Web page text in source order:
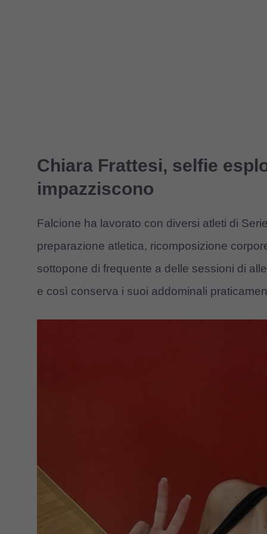
Chiara Frattesi, selfie
impazziscono
Falcione ha lavorato con diversi atleti di
preparazione atletica, ricomposizione
sottopone di frequente a delle sessioni di
e così conserva i suoi addominali